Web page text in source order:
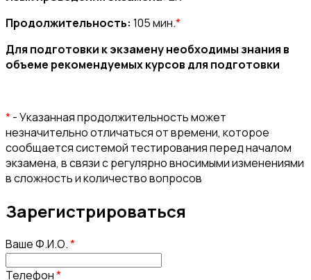
Продолжительность: 105 мин.*
Для подготовки к экзамену необходимы знания в
объеме рекомендуемых курсов для подготовки
*- Указанная продолжительность может
незначительно отличаться от времени, которое
сообщается системой тестирования перед началом
экзамена, в связи с регулярно вносимыми изменениями
в сложность и количество вопросов
Зарегистрироваться
Ваше Ф.И.О.*
Телефон*